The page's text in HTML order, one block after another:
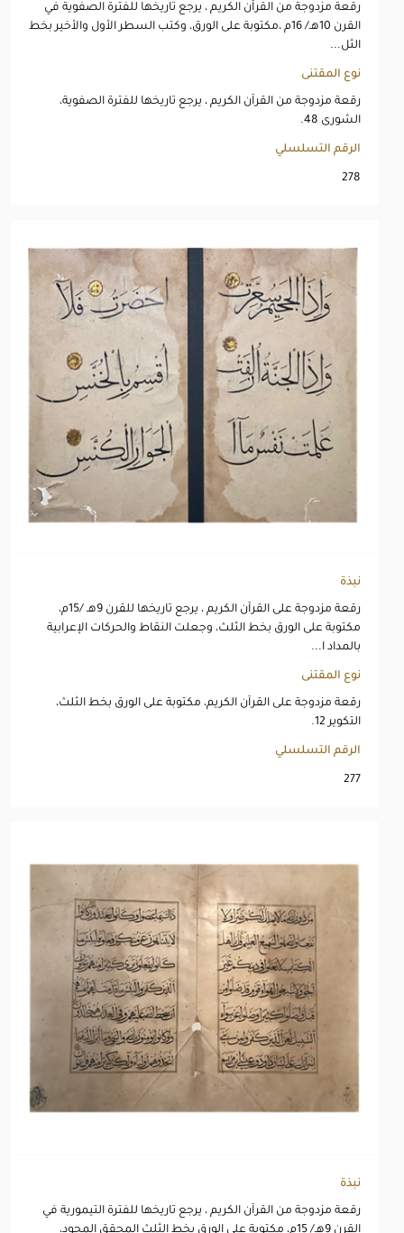
رقعة مزدوجة من القرآن الكريم ، يرجع تاريخها للفترة الصفوية في
القرن 10هـ/ 16م ،مكتوبة على الورق، وكتب السطر الأول والأخير بخط
الثل...
نوع المقتنى
رقعة مزدوجة من القرآن الكريم ، يرجع تاريخها للفترة الصفوية،
الشورى 48.
الرقم التسلسلي
278
نبذة
رقعة مزدوجة على القرآن الكريم ، يرجع تاريخها للقرن 9هـ /15م،
مكتوبة على الورق بخط الثلث، وجعلت النقاط والحركات الإعرابية
بالمداد ا...
نوع المقتنى
رقعة مزدوجة على القرآن الكريم، مكتوبة على الورق بخط الثلث،
التكوير 12.
الرقم التسلسلي
277
نبذة
رقعة مزدوجة من القرآن الكريم ، يرجع تاريخها للفترة التيمورية في
القرن 9هـ/ 15م، مكتوبة على الورق بخط الثلث المحقق المجود،